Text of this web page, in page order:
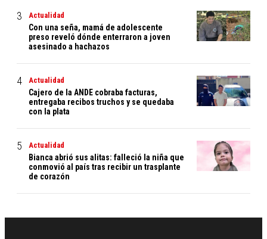
Actualidad
Con una seña, mamá de adolescente
preso reveló dónde enterraron a joven
asesinado a hachazos
Actualidad
Cajero de la ANDE cobraba facturas,
entregaba recibos truchos y se quedaba
con la plata
Actualidad
Bianca abrió sus alitas: falleció la niña que
conmovió al país tras recibir un trasplante
de corazón